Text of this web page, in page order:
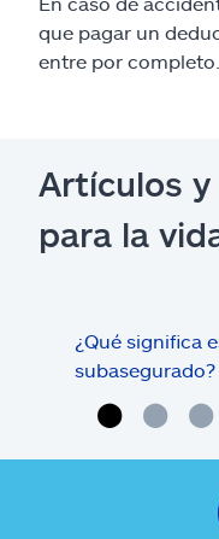
que pagar un
entre por completo.
Artículos
para la
¿Qué significa
subasegurado?